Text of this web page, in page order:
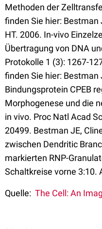
Methoden der
finden Sie hier: Bestman
HT. 2006. In-vivo
Übertragung von DNA
Protokolle 1 (3): 1267-
finden Sie hier: Bestman
Bindungsprotein CPEB
Morphogenese und die
in vivo. Proc Natl Acad
20499. Bestman JE,
zwischen Dendritic
markierten RNP-
Schaltkreise vorne 3:10.
Quelle: The Cell: An